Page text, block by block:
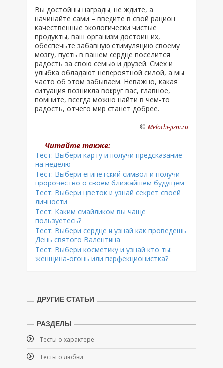
Вы достойны награды, не ждите, а
начинайте сами – введите в свой рацион
качественные экологически чистые
продукты, ваш организм достоин их,
обеспечьте забавную стимуляцию своему
мозгу, пусть в вашем сердце поселится
радость за свою семью и друзей. Смех и
улыбка обладают невероятной силой, а мы
часто об этом забываем. Неважно, какая
ситуация возникла вокруг вас, главное,
помните, всегда можно найти в чем-то
радость, отчего мир станет добрее.
© Melochi-jizni.ru
Читайте также:
Тест: Выбери карту и получи предсказание
на неделю
Тест: Выбери египетский символ и получи
пророчество о своем ближайшем будущем
Тест: Выбери цветок и узнай секрет своей
личности
Тест: Каким смайликом вы чаще
пользуетесь?
Тест: Выбери сердце и узнай как проведешь
День святого Валентина
Тест: Выбери косметику и узнай кто ты:
женщина-огонь или перфекционистка?
ДРУГИЕ СТАТЬИ
РАЗДЕЛЫ
Тесты о характере
Тесты о любви